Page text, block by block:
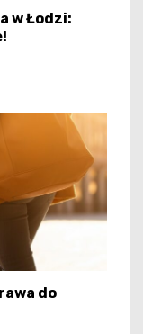
w Łodzi:
do